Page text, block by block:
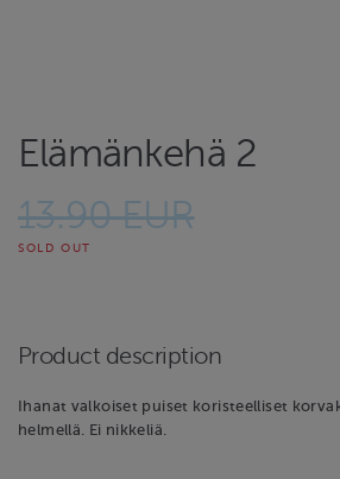
Elämänkehä 2
13.90 EUR
SOLD OUT
Product description
Ihanat valkoiset puiset koristeelliset
helmellä. Ei nikkeliä.